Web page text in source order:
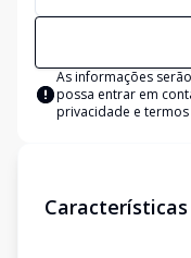
As informações
possa entrar em
privacidade e
Características